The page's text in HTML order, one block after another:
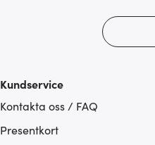
Kundservice
Kontakta oss / FAQ
Presentkort